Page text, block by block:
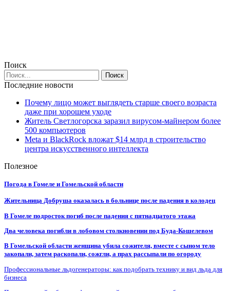
Поиск
Последние новости
Почему лицо может выглядеть старше своего возраста
даже при хорошем уходе
Житель Светлогорска заразил вирусом-майнером более
500 компьютеров
Meta и BlackRock вложат $14 млрд в строительство
центра искусственного интеллекта
Полезное
Погода в Гомеле и Гомельской области
Жительница Добруша оказалась в больнице после падения в колодец
В Гомеле подросток погиб после падения с пятнадцатого этажа
Два человека погибли в лобовом столкновении под Буда-Кошелевом
В Гомельской области женщина убила сожителя, вместе с сыном тело
закопали, затем раскопали, сожгли, а прах рассыпали по огороду
Профессиональные льдогенераторы: как подобрать технику и вид льда для
бизнеса